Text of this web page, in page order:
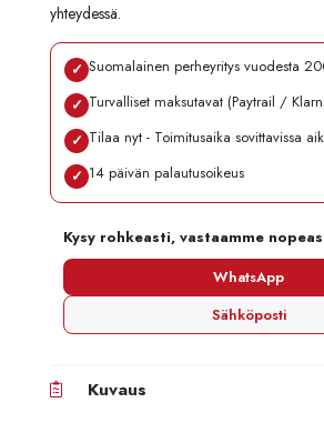
yhteydessä.
✓ Suomalainen perheyritys vuodesta
✓ Turvalliset maksutavat (Paytrail /
✓ Tilaa nyt - Toimitusaika sovittavissa
✓ 14 päivän palautusoikeus
Kysy rohkeasti, vastaamme
WhatsApp
Sähköposti
Kuvaus